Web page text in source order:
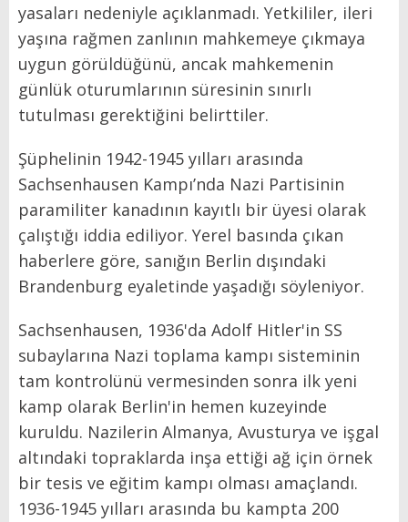
yasaları nedeniyle açıklanmadı. Yetkililer, ileri
yaşına rağmen zanlının mahkemeye çıkmaya
uygun görüldüğünü, ancak mahkemenin
günlük oturumlarının süresinin sınırlı
tutulması gerektiğini belirttiler.
Şüphelinin 1942-1945 yılları arasında
Sachsenhausen Kampı’nda Nazi Partisinin
paramiliter kanadının kayıtlı bir üyesi olarak
çalıştığı iddia ediliyor. Yerel basında çıkan
haberlere göre, sanığın Berlin dışındaki
Brandenburg eyaletinde yaşadığı söyleniyor.
Sachsenhausen, 1936'da Adolf Hitler'in SS
subaylarına Nazi toplama kampı sisteminin
tam kontrolünü vermesinden sonra ilk yeni
kamp olarak Berlin'in hemen kuzeyinde
kuruldu. Nazilerin Almanya, Avusturya ve işgal
altındaki topraklarda inşa ettiği ağ için örnek
bir tesis ve eğitim kampı olması amaçlandı.
1936-1945 yılları arasında bu kampta 200